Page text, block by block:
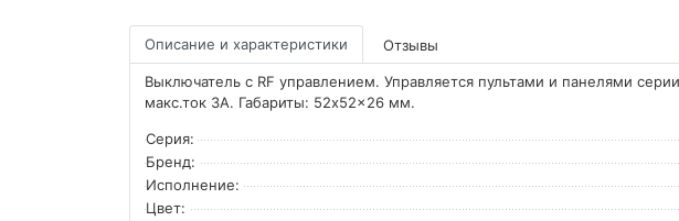
Описание и характеристики Отзывы
Выключатель с RF управлением. Управляется пультами и панелями
макс.ток 3А. Габариты: 52x52x26 мм.
Серия:
Бренд:
Исполнение:
Цвет: